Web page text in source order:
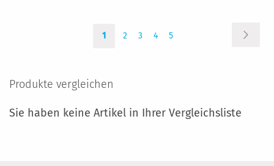
HINZUFÜGEN
Sie
lesen
1
Seite
2
Seite
3
Seite
4
Seite
5
Produkte vergleichen
Sie haben keine Artikel in Ihrer Vergleichsliste